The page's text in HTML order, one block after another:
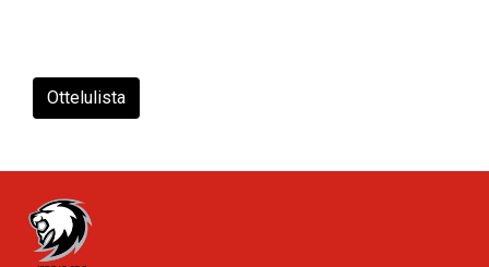
Ottelulista